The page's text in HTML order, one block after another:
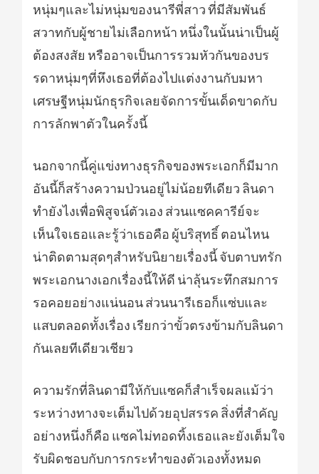
หนุ่มๆและไม่หนุ่มของนารีพี่สาว ที่มีสัมพันธ์
สวาทกับผู้ชายไม่เลือกหน้า หนึ่งในนั้นน่าเป็นผู้
ต้องสงสัย หรืออาจเป็นการรวมหัวกันของบร
รดาหนุ่มๆที่หึงเธอที่ต้องไปแต่งงานกับมหา
เศรษฐีหนุ่มนักธุรกิจเลยจัดการขั้นเด็ดขาดกับ
การลักพาตัวในครั้งนี้
นอกจากนี้คู่แข่งทางธุรกิจของพระเอกก็มีมาก
อันนี้ก็สร้างความป่วนอยู่ไม่น้อยทีเดียว ลินดา
ทำยังไงเพื่อพิสูจน์ตัวเอง ส่วนแซคคารีย์จะ
เห็นใจเธอและรู้ว่าเธอคือ ผู้บริสุทธิ์ ตอนไหน
น่าติดตามสุดๆสำหรับนิยายเรื่องนี้ จับตาบทรัก
พระเอกนางเอกเรื่องนี้ให้ดี น่าลุ้นระทึกสมการ
รอคอยอย่างแน่นอน ส่วนนารีเธอก็แซ่บและ
แสบตลอดทั้งเรื่อง เรียกว่าขั้วตรงข้ามกับลินดา
กันเลยทีเดียวเชียว
ความรักที่ลินดามีให้กับแซคก็สำเร็จผลแม้ว่า
ระหว่างทางจะเต็มไปด้วยอุปสรรค สิ่งที่สำคัญ
อย่างหนึ่งก็คือ แซคไม่ทอดทิ้งเธอและยังเต็มใจ
รับผิดชอบกับการกระทำของตัวเองทั้งหมด